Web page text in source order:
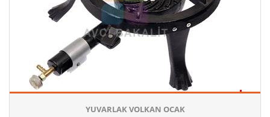
YUVARLAK VOLKAN OCAK